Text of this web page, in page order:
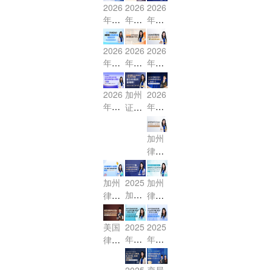
2026
年7
月US
BAR
考前
冲刺
- 联
邦法
MBE
2026
年7
月US
BAR
冲刺
班火
热进
行中-
MBE
验课
2026
年7
月US
BAR
冲刺
班火
热进
行中
- MB
E合
同法
限时
体验
课！
2026
年7
月US
BAR
冲刺
班火
E民
诉法
限时
体验
课！
2026
年7
月US
BAR
冲刺
班开
制你
还有
4次
机
会！
2026
年2
月US
BAR
终极
冲
刺，
最后
2周
必做
事
项！
2026
年2
30天
冲刺
- 联
邦法
MBE
提分
大揭
秘！
加州
证据
e）
核心
考点
冲刺
课，
助力
2026
年2
月加
2026
年2
月美
国加
州律
师CA
BAR
考试
专享
会
加州
律考
信托
法
（Tr
ust
s）
核心
考点
精
讲，
加州
律考
核心
小法
精
讲：
2025
加州
律考
代理
与合
伙法
精
加州
律考
公司
法高
效突
破：
中美
美国
律师
2025
年7
月考
期大
2025
年7
月考
期大